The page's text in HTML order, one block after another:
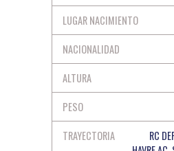
LUGAR NACIMIENTO
NACIONALIDAD
ALTURA
PESO
TRAYECTORIA
RC